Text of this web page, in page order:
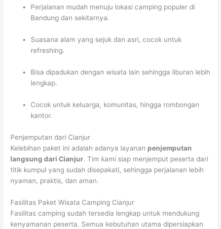
Perjalanan mudah menuju lokasi camping populer di
Bandung dan sekitarnya.
Suasana alam yang sejuk dan asri, cocok untuk
refreshing.
Bisa dipadukan dengan wisata lain sehingga liburan lebih
lengkap.
Cocok untuk keluarga, komunitas, hingga rombongan
kantor.
Penjemputan dari Cianjur
Kelebihan paket ini adalah adanya layanan penjemputan
langsung dari Cianjur. Tim kami siap menjemput peserta dari
titik kumpul yang sudah disepakati, sehingga perjalanan lebih
nyaman, praktis, dan aman.
Fasilitas Paket Wisata Camping Cianjur
Fasilitas camping sudah tersedia lengkap untuk mendukung
kenyamanan peserta. Semua kebutuhan utama dipersiapkan